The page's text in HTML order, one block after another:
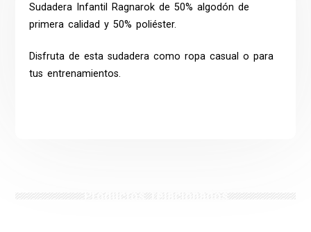
Sudadera Infantil Ragnarok de 50% algodón de
primera calidad y 50% poliéster.
Disfruta de esta sudadera como ropa casual o para
tus entrenamientos.